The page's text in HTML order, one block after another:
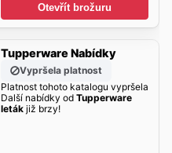
Otevřít brožuru
Tupperware Nabídky
Vypršela platnost
Platnost tohoto katalogu vypršela
Další nabídky od Tupperware
letákjiž brzy!